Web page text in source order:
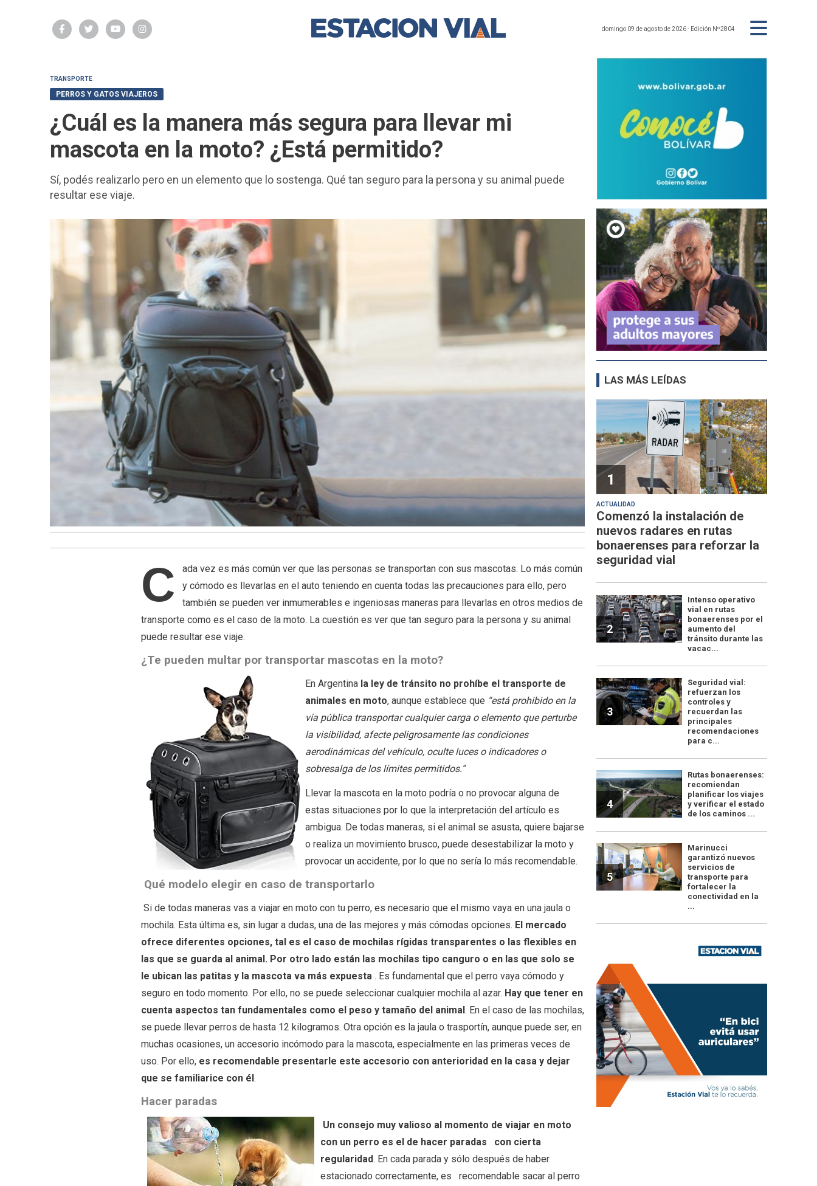
domingo 09 de agosto de 2026- Edición Nº2804
TRANSPORTE
PERROS Y GATOS VIAJEROS
¿Cuál es la manera más segura para llevar mi
mascota en la moto? ¿Está permitido?
Sí, podés realizarlo pero en un elemento que lo sostenga. Qué tan seguro para la persona y su animal puede
resultar ese viaje.
C
ada vez es más común ver que las personas se transportan con sus mascotas. Lo más común
y cómodo es llevarlas en el auto teniendo en cuenta todas las precauciones para ello, pero
también se pueden ver inmumerables e ingeniosas maneras para llevarlas en otros medios de
transporte como es el caso de la moto. La cuestión es ver que tan seguro para la persona y su animal
puede resultar ese viaje.
¿Te pueden multar por transportar mascotas en la moto?
En Argentina la ley de tránsito no prohíbe el transporte de
animales en moto, aunque establece que “está prohibido en la
vía pública transportar cualquier carga o elemento que perturbe
la visibilidad, afecte peligrosamente las condiciones
aerodinámicas del vehículo, oculte luces o indicadores o
sobresalga de los límites permitidos.”
Llevar la mascota en la moto podría o no provocar alguna de
estas situaciones por lo que la interpretación del artículo es
ambigua. De todas maneras, si el animal se asusta, quiere bajarse
o realiza un movimiento brusco, puede desestabilizar la moto y
provocar un accidente, por lo que no sería lo más recomendable.
Qué modelo elegir en caso de transportarlo
Si de todas maneras vas a viajar en moto con tu perro, es necesario que el mismo vaya en una jaula o
mochila. Esta última es, sin lugar a dudas, una de las mejores y más cómodas opciones. El mercado
ofrece diferentes opciones, tal es el caso de mochilas rígidas transparentes o las flexibles en
las que se guarda al animal. Por otro lado están las mochilas tipo canguro o en las que solo se
le ubican las patitas y la mascota va más expuesta . Es fundamental que el perro vaya cómodo y
seguro en todo momento. Por ello, no se puede seleccionar cualquier mochila al azar. Hay que tener en
cuenta aspectos tan fundamentales como el peso y tamaño del animal. En el caso de las mochilas,
se puede llevar perros de hasta 12 kilogramos. Otra opción es la jaula o trasportín, aunque puede ser, en
muchas ocasiones, un accesorio incómodo para la mascota, especialmente en las primeras veces de
uso. Por ello, es recomendable presentarle este accesorio con anterioridad en la casa y dejar
que se familiarice con él.
Hacer paradas
Un consejo muy valioso al momento de viajar en moto
con un perro es el de hacer paradas con cierta
regularidad. En cada parada y sólo después de haber
estacionado correctamente, es recomendable sacar al perro
LAS MÁS LEÍDAS
1
ACTUALIDAD
Comenzó la instalación de
nuevos radares en rutas
bonaerenses para reforzar la
seguridad vial
2
Intenso operativo
vial en rutas
bonaerenses por el
aumento del
tránsito durante las
vacac...
3
Seguridad vial:
refuerzan los
controles y
recuerdan las
principales
recomendaciones
para c...
4
Rutas bonaerenses:
recomiendan
planificar los viajes
y verificar el estado
de los caminos ...
5
Marinucci
garantizó nuevos
servicios de
transporte para
fortalecer la
conectividad en la
...